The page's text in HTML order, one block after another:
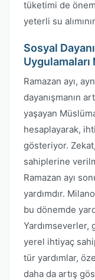
tüketimi de
yeterli su
Sosyal
Ramazan ayı,
dayanışmanın
yaşayan
hesaplayarak,
gösteriyor.
sahiplerine
Ramazan ayı
yardımdır.
bu dönemde
Yardımseverler,
yerel ihtiyaç
tür yardımlar,
daha da artış